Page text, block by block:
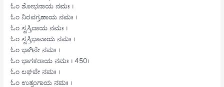
ಓಂ ಶೋಭನಾಯ ನಮಃ ।
ಓಂ ನಿರವಗ್ರಹಾಯ ನಮಃ ।
ಓಂ ಸ್ವಸ್ತಿದಾಯ ನಮಃ ।
ಓಂ ಸ್ವಸ್ತಿಭಾವಾಯ ನಮಃ ।
ಓಂ ಭಾಗಿನೇ ನಮಃ ।
ಓಂ ಭಾಗಕರಾಯ ನಮಃ । 450।
ಓಂ ಲಘವೇ ನಮಃ ।
ಓಂ ಉತ್ಸಂಗಾಯ ನಮಃ ।